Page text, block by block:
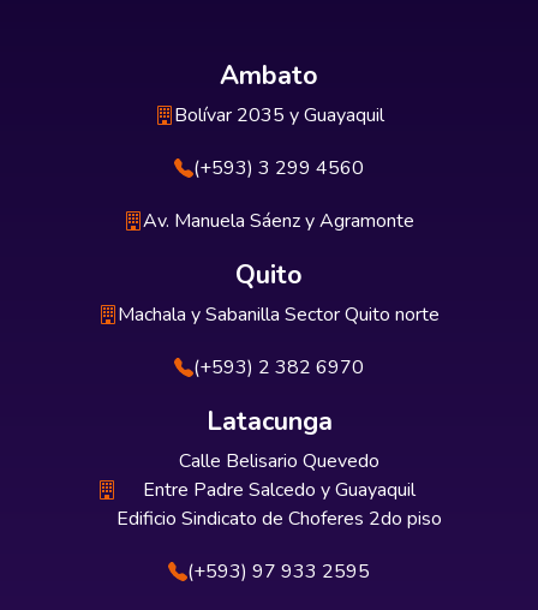
Ambato
Bolívar 2035 y Guayaquil
(+593) 3 299 4560
Av. Manuela Sáenz y Agramonte
Quito
Machala y Sabanilla Sector Quito norte
(+593) 2 382 6970
Latacunga
Calle Belisario Quevedo
Entre Padre Salcedo y Guayaquil
Edificio Sindicato de Choferes 2do piso
(+593) 97 933 2595